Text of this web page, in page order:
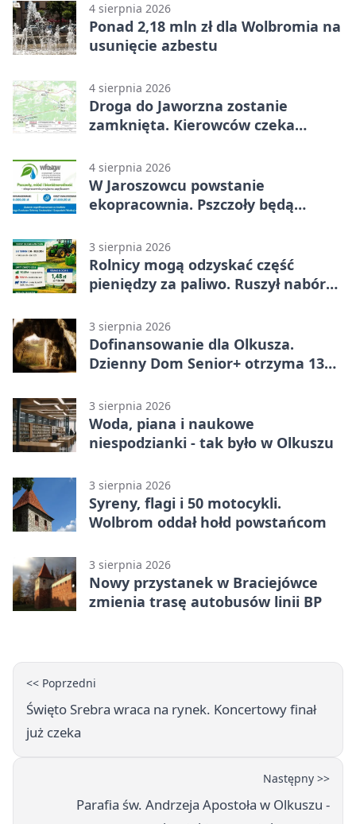
4 sierpnia 2026
Ponad 2,18 mln zł dla Wolbromia na
usunięcie azbestu
4 sierpnia 2026
Droga do Jaworzna zostanie
zamknięta. Kierowców czeka
4 sierpnia 2026
W Jaroszowcu powstanie
ekopracownia. Pszczoły będą
3 sierpnia 2026
Rolnicy mogą odzyskać część
pieniędzy za paliwo. Ruszył nabór
3 sierpnia 2026
Dofinansowanie dla Olkusza.
Dzienny Dom Senior+ otrzyma 134
3 sierpnia 2026
Woda, piana i naukowe
niespodzianki - tak było w Olkuszu
3 sierpnia 2026
Syreny, flagi i 50 motocykli.
Wolbrom oddał hołd powstańcom
3 sierpnia 2026
Nowy przystanek w Braciejówce
zmienia trasę autobusów linii BP
<< Poprzedni
Święto Srebra wraca na rynek. Koncertowy finał
już czeka
Następny >>
Parafia św. Andrzeja Apostoła w Olkuszu -